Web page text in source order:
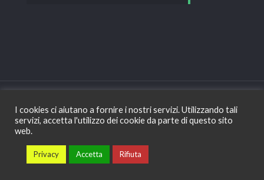
I cookies ci aiutano a fornire i nostri servizi. Utilizzando tali
servizi, accetta l'utilizzo dei cookie da parte di questo sito
web.
Privacy Accetta Rifiuta